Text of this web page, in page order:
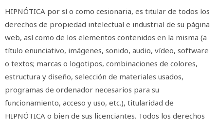
HIPNÓTICA por sí o como cesionaria, es titular de todos los
derechos de propiedad intelectual e industrial de su página
web, así como de los elementos contenidos en la misma (a
título enunciativo, imágenes, sonido, audio, vídeo, software
o textos; marcas o logotipos, combinaciones de colores,
estructura y diseño, selección de materiales usados,
programas de ordenador necesarios para su
funcionamiento, acceso y uso, etc.), titularidad de
HIPNÓTICA o bien de sus licenciantes. Todos los derechos